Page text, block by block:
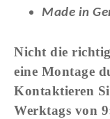
Made in
Nicht die
eine Montage
Kontaktieren
Werktags von